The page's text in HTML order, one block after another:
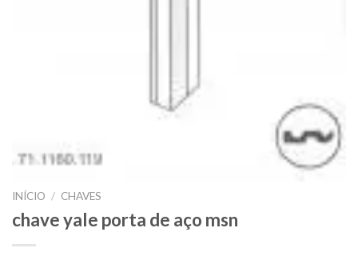
INÍCIO / CHAVES
chave yale porta de aço msn